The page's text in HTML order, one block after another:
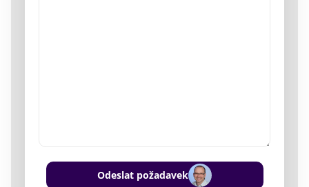
Odeslat požadavek